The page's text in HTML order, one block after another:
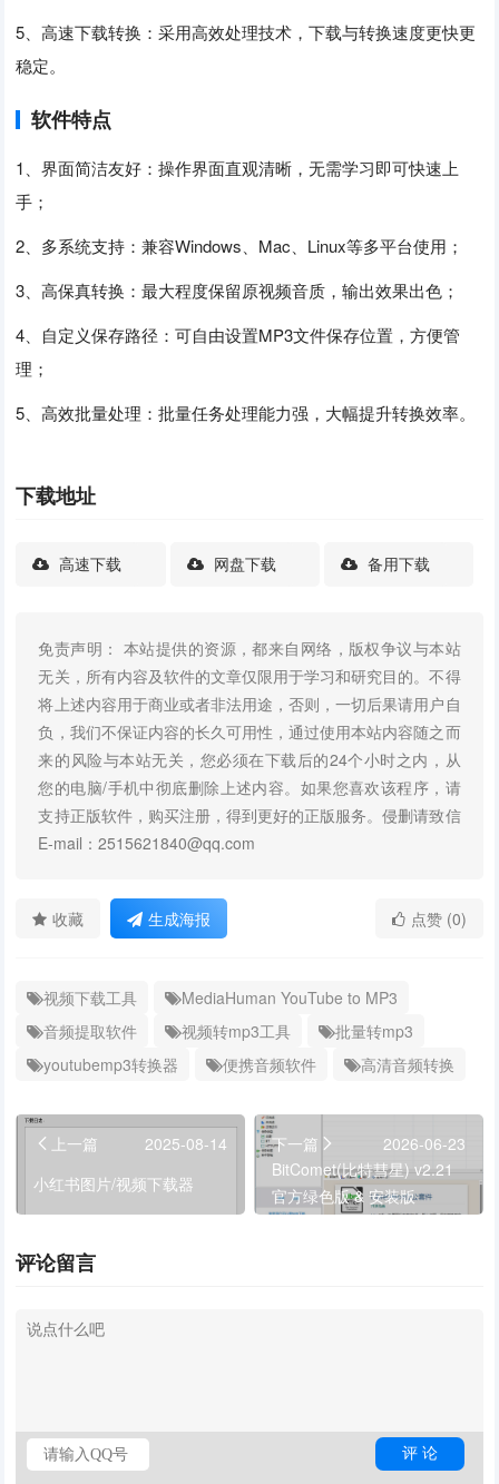
5、高速下载转换：采用高效处理技术，下载与转换速度更快更
稳定。
软件特点
1、界面简洁友好：操作界面直观清晰，无需学习即可快速上
手；
2、多系统支持：兼容Windows、Mac、Linux等多平台使用；
3、高保真转换：最大程度保留原视频音质，输出效果出色；
4、自定义保存路径：可自由设置MP3文件保存位置，方便管
理；
5、高效批量处理：批量任务处理能力强，大幅提升转换效率。
下载地址
高速下载 网盘下载 备用下载
免责声明： 本站提供的资源，都来自网络，版权争议与本站
无关，所有内容及软件的文章仅限用于学习和研究目的。不得
将上述内容用于商业或者非法用途，否则，一切后果请用户自
负，我们不保证内容的长久可用性，通过使用本站内容随之而
来的风险与本站无关，您必须在下载后的24个小时之内，从
您的电脑/手机中彻底删除上述内容。如果您喜欢该程序，请
支持正版软件，购买注册，得到更好的正版服务。侵删请致信
E-mail：2515621840@qq.com
收藏 生成海报 点赞 (0)
视频下载工具
MediaHuman YouTube to MP3
音频提取软件
视频转mp3工具
批量转mp3
youtubemp3转换器
便携音频软件 高清音频转换
上一篇
2025-08-14
小红书图片/视频下载器
下一篇
2026-06-23
BitComet(比特彗星) v2.21
官方绿色版 & 安装版
评论留言